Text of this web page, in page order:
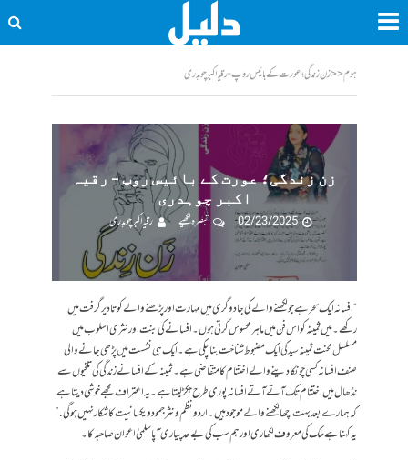
ہوم<<زن زندگی؛ عورت کے بائیس روپ - رقیہ اکبر چوہدری
زن زندگی؛ عورت کے بائیس روپ – رقیہ
اکبر چوہدری
02/23/2025
تبصرہ لکھیے رقیہ اکبر چوہدری
“افسانہ ایک سحر ہے جو لکھنے والے کی جادوگری میں مہارت اور پڑھنے والے کو تادیر گرفت میں
رکھے۔ میں ثمینہ کو اس فن میں ماہر محسوس کرتی ہوں۔ افسانے کی بنت اور نثری اسلوب میں
مسلسل محنت ثمینہ سید کی ایک مضبوط شناخت بنا چکی ہے۔ ایک ہی نشست میں پڑھی جانے والی
صنف افسانہ کسی چونکا دینے والے اختتام کا متقاضی ہے۔ ثمینہ کے افسانے زندگی کی تلخیوں سے
نڈھال ہیں اختتام تک آتے آتے افسانہ پوری طرح جکڑ لیتا ہے۔ یہ اعتراف مجھے خوشی دیتا ہے
کہ ہمارے بعد بہت اچھا لکھنے والے موجود ہیں۔ اردو نظم و نثر جمود و یکسانیت کا شکار نہیں ہوگی.”
یہ کہنا ہے ملک کی معروف لکھاری اور ہم سب کی بےحد پیاری آپا سلمیٰ اعوان صاحبہ کا۔